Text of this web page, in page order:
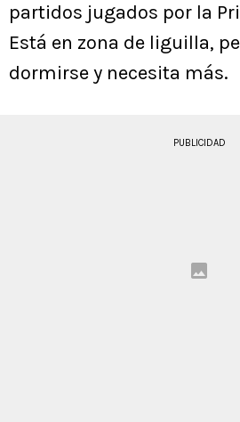
partidos jugados por la
Está en zona de liguilla,
dormirse y necesita más.
PUBLICIDAD